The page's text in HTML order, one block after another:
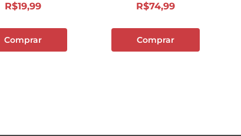
R$19,99
Comprar
R$74,99
Comprar